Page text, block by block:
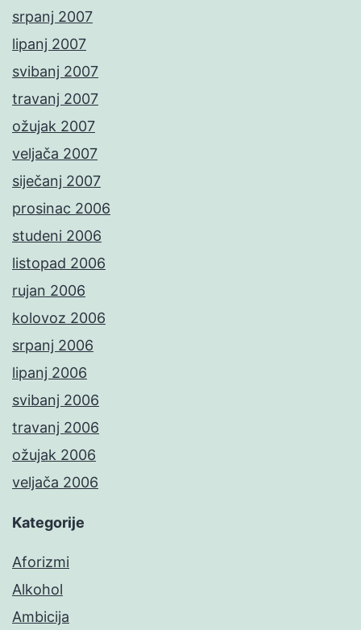
srpanj 2007
lipanj 2007
svibanj 2007
travanj 2007
ožujak 2007
veljača 2007
siječanj 2007
prosinac 2006
studeni 2006
listopad 2006
rujan 2006
kolovoz 2006
srpanj 2006
lipanj 2006
svibanj 2006
travanj 2006
ožujak 2006
veljača 2006
Kategorije
Aforizmi
Alkohol
Ambicija